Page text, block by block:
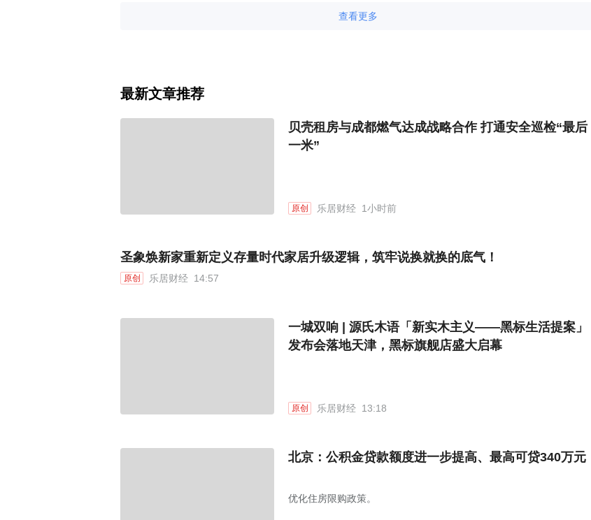
查看更多
最新文章推荐
贝壳租房与成都燃气达成战略合作 打通安全巡检“最后
一米”
原创 乐居财经 1小时前
圣象焕新家重新定义存量时代家居升级逻辑，筑牢说换就换的底气！
原创 乐居财经 14:57
一城双响 | 源氏木语「新实木主义——黑标生活提案」
发布会落地天津，黑标旗舰店盛大启幕
原创 乐居财经 13:18
北京：公积金贷款额度进一步提高、最高可贷340万元
优化住房限购政策。